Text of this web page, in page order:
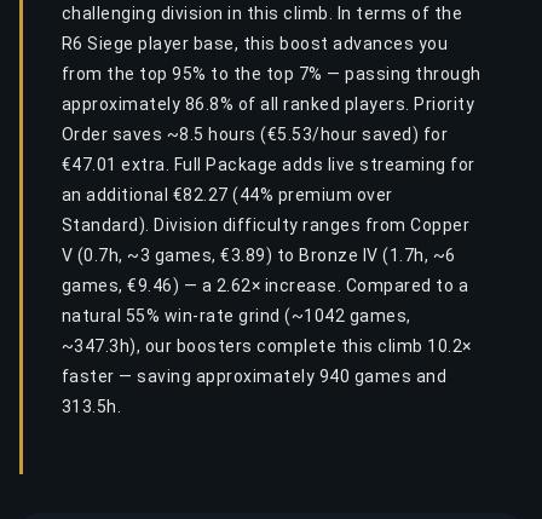
challenging division in this climb. In terms of the
R6 Siege player base, this boost advances you
from the top 95% to the top 7% — passing through
approximately 86.8% of all ranked players. Priority
Order saves ~8.5 hours (€5.53/hour saved) for
€47.01 extra. Full Package adds live streaming for
an additional €82.27 (44% premium over
Standard). Division difficulty ranges from Copper
V (0.7h, ~3 games, €3.89) to Bronze IV (1.7h, ~6
games, €9.46) — a 2.62× increase. Compared to a
natural 55% win-rate grind (~1042 games,
~347.3h), our boosters complete this climb 10.2×
faster — saving approximately 940 games and
313.5h.